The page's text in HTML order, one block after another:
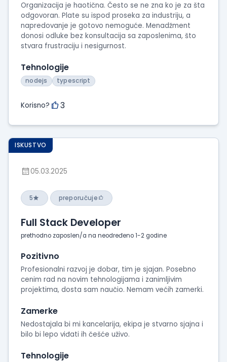
Organizacija je haotična. Često se ne zna ko je za šta
odgovoran. Plate su ispod proseka za industriju, a
napredovanje je gotovo nemoguće. Menadžment
donosi odluke bez konsultacija sa zaposlenima, što
stvara frustraciju i nesigurnost.
Tehnologije
nodejs typescript
Korisno? 3
ISKUSTVO
05.03.2025
5 preporučuje
Full Stack Developer
prethodno zaposlen/a na neodređeno 1-2 godine
Pozitivno
Profesionalni razvoj je dobar, tim je sjajan. Posebno
cenim rad na novim tehnologijama i zanimljivim
projektima, dosta sam naučio. Nemam većih zamerki.
Zamerke
Nedostajala bi mi kancelarija, ekipa je stvarno sjajna i
bilo bi lepo viđati ih češće uživo.
Tehnologije